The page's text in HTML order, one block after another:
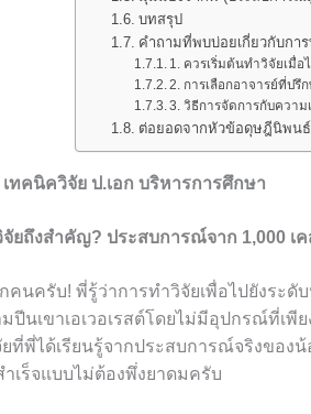
บทสรุป
คำถามที่พบบ่อยเกี่ยวกับกา
1. ควรเริ่มต้นทำวิจัยเมื่อ
2. การเลือกอาจารย์ที่ป
3. วิธีการจัดการกับควา
ต่อยอดจากหัวข้อดุษฎีนิพนธ์
เทคนิควิจัย ป.เอก บริหารการศึกษา
ยถึงสำคัญ? ประสบการณ์จาก 1,000 เ
คนครับ! พี่รู้ว่าการทำวิจัยเพื่อไปยังระ
ปีนเขาเอเวอเรสต์โดยไม่มีอุปกรณ์ที่เ
ที่พี่ได้เรียนรู้จากประสบการณ์จริงของ
เร็จแบบไม่ต้องพึ่งยาดมครับ